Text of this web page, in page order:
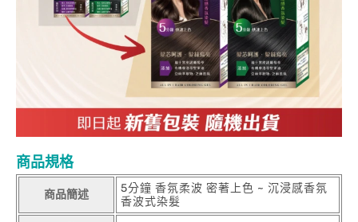
商品規格
商品簡述
5分鐘 香氛柔波 密著上色 ~ 沉浸感香氛
香波式染髮